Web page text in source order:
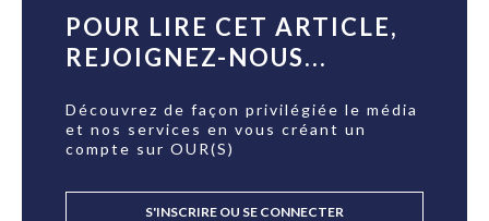
POUR LIRE CET ARTICLE,
REJOIGNEZ-NOUS...
Découvrez de façon privilégiée le média
et nos services en vous créant un
compte sur OUR(S)
S'INSCRIRE OU SE CONNECTER